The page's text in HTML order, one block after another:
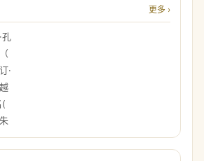
更多 ›
孔
·
(